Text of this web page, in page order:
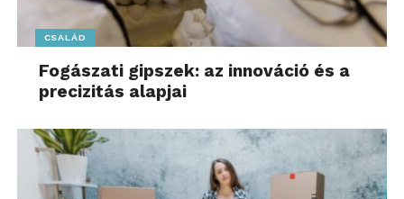
CSALÁD
Fogászati gipszek: az innováció és a
precizitás alapjai